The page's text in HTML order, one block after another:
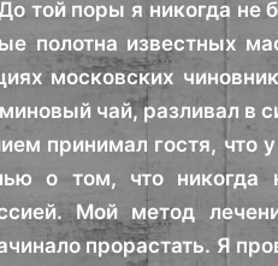
той поры я никогда не
полотна известных
московских
чай, разливал в
принимал гостя, что
о том, что никогда
Мой метод
прорастать. Я